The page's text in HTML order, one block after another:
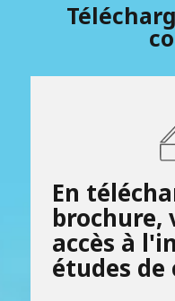
En
brochure,
accès à
études de